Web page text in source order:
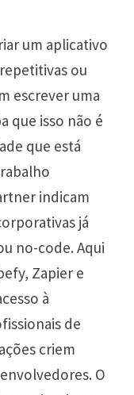
um aplicativo
ou
escrever uma
que isso não é
que está
indicam
já
no-code. Aqui
Zapier e
à
de
criem
O